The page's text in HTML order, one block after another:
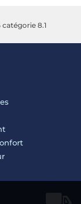
catégorie 8.1